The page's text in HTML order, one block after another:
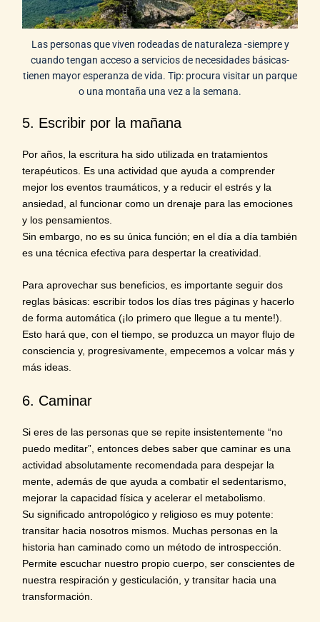
Las personas que viven rodeadas de naturaleza -siempre y
cuando tengan acceso a servicios de necesidades básicas-
tienen mayor esperanza de vida. Tip: procura visitar un parque
o una montaña una vez a la semana.
5. Escribir por la mañana
Por años, la escritura ha sido utilizada entratamientos
terapéuticos. Es una actividad que ayuda a comprender
mejor los eventos traumáticos, y a reducir el estrés y la
ansiedad, al funcionar como un drenaje para las emociones
y los pensamientos.
Sin embargo, no es su única función; en el día a día también
es una técnica efectiva para despertar la creatividad.
Para aprovechar sus beneficios, es importante seguir dos
reglas básicas: escribir todos los días tres páginas y hacerlo
de forma automática (¡lo primero que llegue a tu mente!).
Esto hará que, con el tiempo, se produzca un mayor flujo de
consciencia y, progresivamente, empecemos a volcar más y
más ideas.
6. Caminar
Si eres de las personas que se repite insistentemente “no
puedo meditar”, entonces debes saber que caminar es una
actividad absolutamente recomendada para despejar la
mente, además de que ayuda a combatir el sedentarismo,
mejorar la capacidad física y acelerar el metabolismo.
Su significado antropológico y religioso es muy potente:
transitar hacia nosotros mismos. Muchas personas en la
historia han caminado como un método de introspección.
Permite escuchar nuestro propio cuerpo, ser conscientes de
nuestra respiración y gesticulación, y transitar hacia una
transformación.